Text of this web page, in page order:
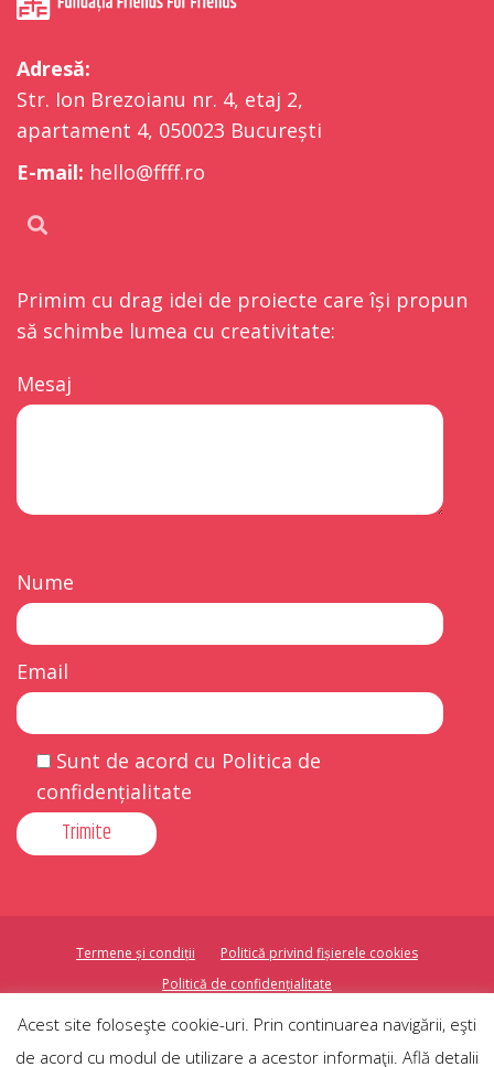
Adresă:
Str. Ion Brezoianu nr. 4, etaj 2,
apartament 4, 050023 București
E-mail: hello@ffff.ro
Primim cu drag idei de proiecte care își propun
să schimbe lumea cu creativitate:
Mesaj
Nume
Email
Sunt de acord cu Politica de
confidențialitate
Termene și condiții
Politică privind fișierele cookies
Politică de confidențialitate
Copyright ©2026 . Toate drepturile rezervate.
Acest site foloseşte cookie-uri. Prin continuarea navigării, eşti
de acord cu modul de utilizare a acestor informaţii. Află detalii